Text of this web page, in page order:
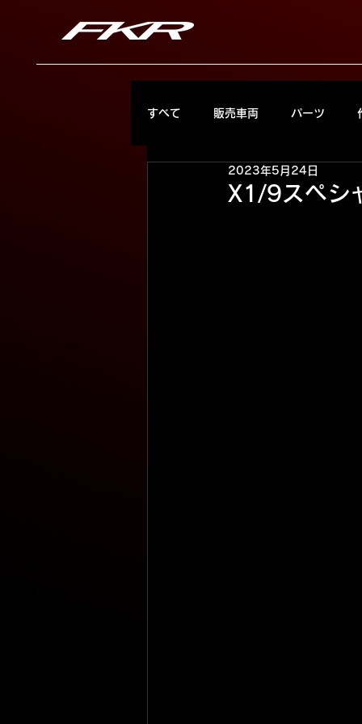
すべて 販売車両 パーツ
X1/9スペシ
2023年5月24日